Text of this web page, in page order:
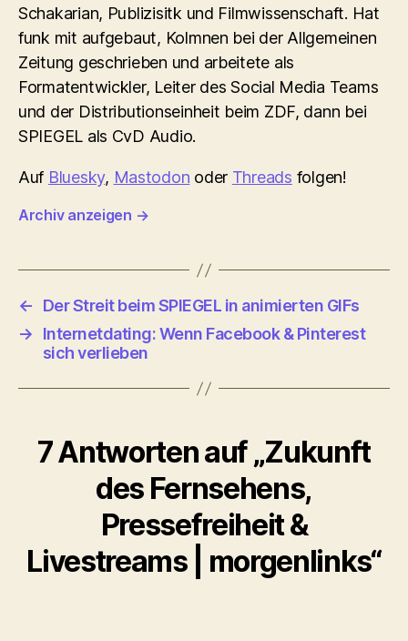
Schakarian, Publizisitk und Filmwissenschaft. Hat
funk mit aufgebaut, Kolmnen bei der Allgemeinen
Zeitung geschrieben und arbeitete als
Formatentwickler, Leiter des Social Media Teams
und der Distributionseinheit beim ZDF, dann bei
SPIEGEL als CvD Audio.
Auf Bluesky, Mastodon oder Threads folgen!
Archiv anzeigen →
←
Der Streit beim SPIEGEL in animierten GIFs
→
Internetdating: Wenn Facebook & Pinterest
sich verlieben
7 Antworten auf „Zukunft
des Fernsehens,
Pressefreiheit &
Livestreams | morgenlinks“